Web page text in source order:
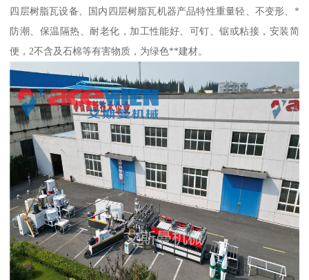
四层树脂瓦设备、国内四层树脂瓦机器产品特性重量轻、不变形、*
防潮、保温隔热、耐老化，加工性能好、可钉、锯或粘接，安装简
便，2不含及石棉等有害物质，为绿色**建材。